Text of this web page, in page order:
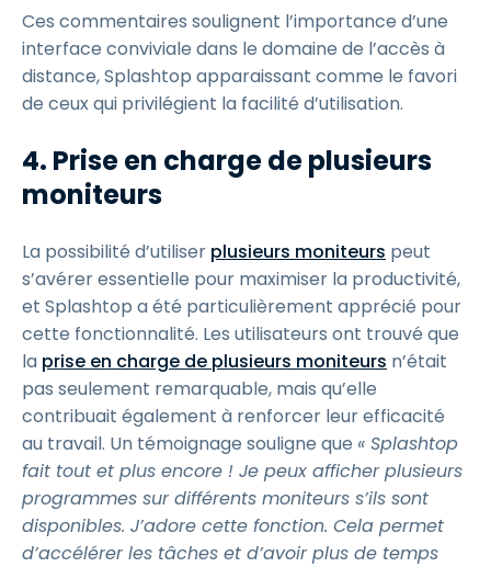
Ces commentaires soulignent l’importance d’une
interface conviviale dans le domaine de l’accès à
distance, Splashtop apparaissant comme le favori
de ceux qui privilégient la facilité d’utilisation.
4. Prise en charge de plusieurs
moniteurs
La possibilité d’utiliser plusieurs moniteurs peut
s’avérer essentielle pour maximiser la productivité,
et Splashtop a été particulièrement apprécié pour
cette fonctionnalité. Les utilisateurs ont trouvé que
la prise en charge de plusieurs moniteurs n’était
pas seulement remarquable, mais qu’elle
contribuait également à renforcer leur efficacité
au travail. Un témoignage souligne que « Splashtop
fait tout et plus encore ! Je peux afficher plusieurs
programmes sur différents moniteurs s’ils sont
disponibles. J’adore cette fonction. Cela permet
d’accélérer les tâches et d’avoir plus de temps